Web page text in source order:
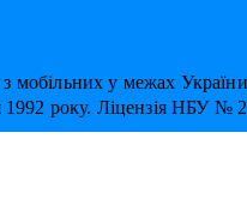
з мобільних у межах
1992 року. Ліцензія НБУ №